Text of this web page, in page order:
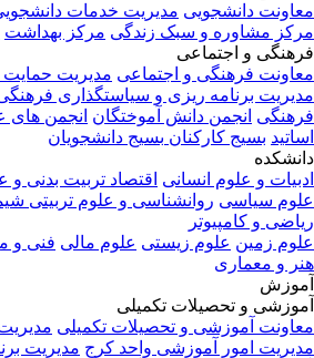
دانشجویی مدیریت خدمات دانشجویی
مشاوره و سبک زندگی مرکز بهداشت
و اجتماعی
فرهنگی و اجتماعی مدیریت حمایت
برنامه ریزی و سیاستگذاری فرهنگی
انجمن دانش آموختگان انجمن های
بسیج کارکنانبسیج دانشجویان
و علوم انسانی اقتصادتربیت بدنی و
سیاسی روانشناسی و علوم تربیتی
و کامپیوتر
زمین علوم زیستی علوم مالی فنی و
و معماری
و تحصیلات تکمیلی
آموزشی و تحصیلات تکمیلی مدیریت
امور آموزشی واحد کرج مدیریت